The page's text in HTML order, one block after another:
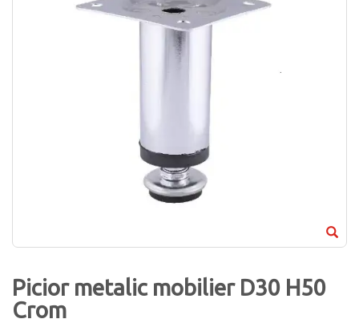
Picior metalic mobilier D30 H50
Crom